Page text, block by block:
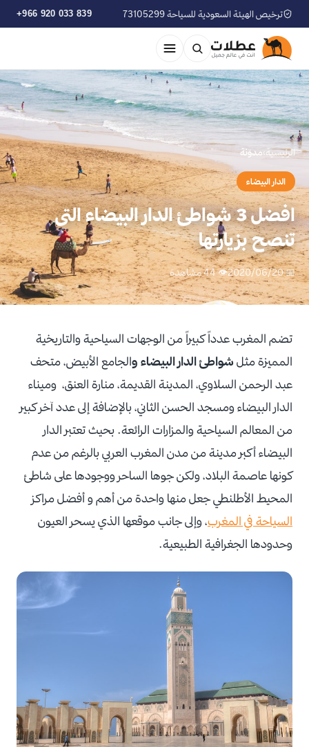
ترخيص الهيئة السعودية للسياحة 73105299 +966 920 033 839
الرئيسية›مدوّنة
الدار البيضاء
افضل 3 شواطئ الدار البيضاء التى
تنصح بزيارتها
📅 2020/06/20 👁 44 مشاهدة
تضم المغرب عدداً كبيراً من الوجهات السياحية والتاريخية
المميزة مثل شواطئ الدار البيضاء والجامع الأبيض، متحف
عبد الرحمن السلاوي، المدينة القديمة، منارة العنق، وميناء
الدار البيضاء ومسجد الحسن الثاني، بالإضافة إلى عدد آخر كبير
من المعالم السياحية والمزارات الرائعة. بحيث تعتبر الدار
البيضاء أكبر مدينة من مدن المغرب العربي بالرغم من عدم
كونها عاصمة البلاد، ولكن جوها الساحر ووجودها على شاطئ
المحيط الأطلنطي جعل منها واحدة من أهم و أفضل مراكز
السياحة في المغرب،وإلى جانب موقعها الذي يسحر العيون
وحدودها الجغرافية الطبيعية.